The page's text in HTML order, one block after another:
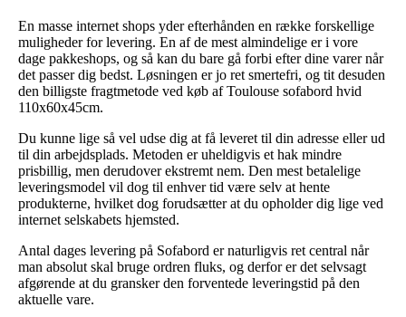
En masse internet shops yder efterhånden en række forskellige
muligheder for levering. En af de mest almindelige er i vore
dage pakkeshops, og så kan du bare gå forbi efter dine varer når
det passer dig bedst. Løsningen er jo ret smertefri, og tit desuden
den billigste fragtmetode ved køb af Toulouse sofabord hvid
110x60x45cm.
Du kunne lige så vel udse dig at få leveret til din adresse eller ud
til din arbejdsplads. Metoden er uheldigvis et hak mindre
prisbillig, men derudover ekstremt nem. Den mest betalelige
leveringsmodel vil dog til enhver tid være selv at hente
produkterne, hvilket dog forudsætter at du opholder dig lige ved
internet selskabets hjemsted.
Antal dages levering på Sofabord er naturligvis ret central når
man absolut skal bruge ordren fluks, og derfor er det selvsagt
afgørende at du gransker den forventede leveringstid på den
aktuelle vare.